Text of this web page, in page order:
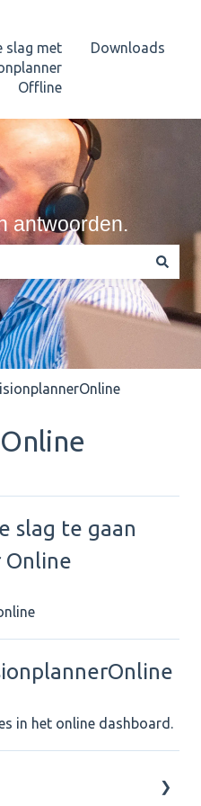
slag met
Offline
Downloads
antwoorden.
het zoekveld is leeg.
slag te gaan
Online
in het online dashboard.